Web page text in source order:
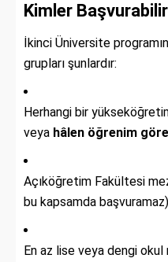
Kimler
İkinci Üniversite
grupları şunlardır:
Herhangi bir
veya hâlen öğrenim
Açıköğretim Fakültesi
bu kapsamda
En az lise veya dengi okul